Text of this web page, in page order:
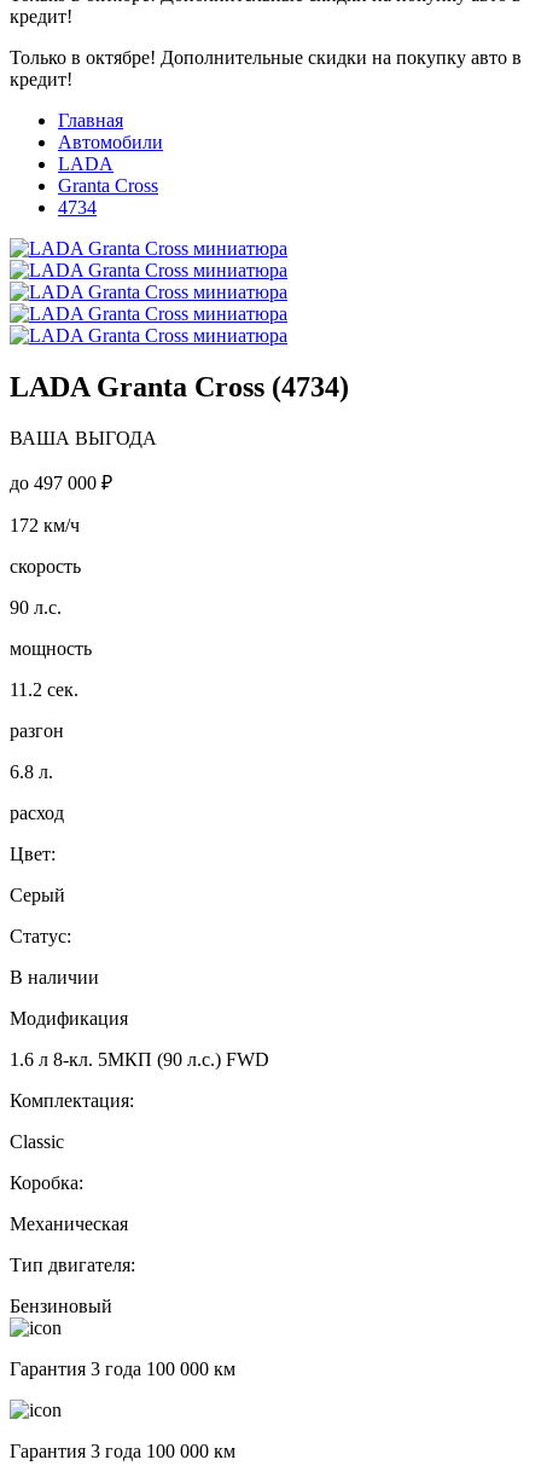
кредит!
Только в октябре! Дополнительные скидки на покупку авто в
кредит!
Главная
Автомобили
LADA
Granta Cross
4734
LADA Granta Cross (4734)
ВАША ВЫГОДА
до 497 000 ₽
172 км/ч
скорость
90 л.с.
мощность
11.2 сек.
разгон
6.8 л.
расход
Цвет:
Серый
Статус:
В наличии
Модификация
1.6 л 8-кл. 5МКП (90 л.с.) FWD
Комплектация:
Classic
Коробка:
Механическая
Тип двигателя:
Бензиновый
Гарантия 3 года 100 000 км
Гарантия 3 года 100 000 км